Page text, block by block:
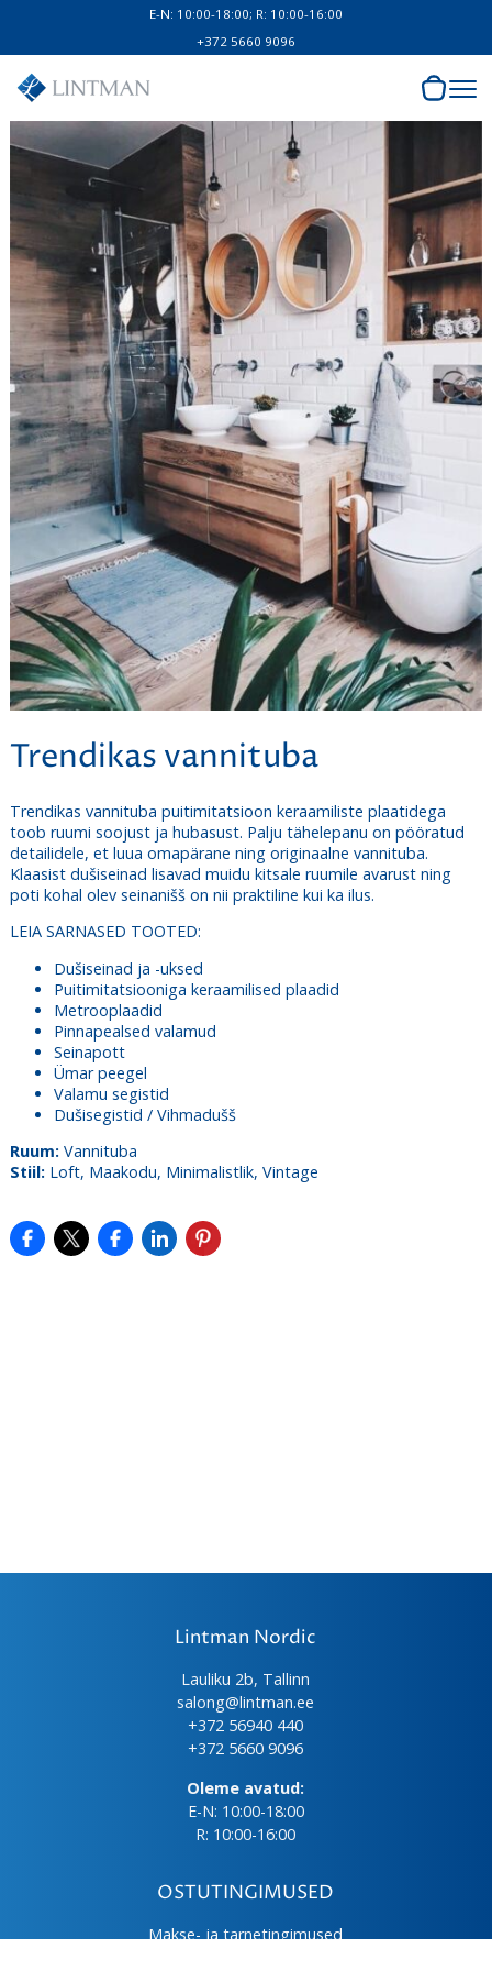
E-N: 10:00-18:00; R: 10:00-16:00
+372 5660 9096
Trendikas vannituba
Trendikas vannituba puitimitatsioon keraamiliste plaatidega
toob ruumi soojust ja hubasust. Palju tähelepanu on pööratud
detailidele, et luua omapärane ning originaalne vannituba.
Klaasist dušiseinad lisavad muidu kitsale ruumile avarust ning
poti kohal olev seinanišš on nii praktiline kui ka ilus.
LEIA SARNASED TOOTED:
Dušiseinad ja -uksed
Puitimitatsiooniga keraamilised plaadid
Metrooplaadid
Pinnapealsed valamud
Seinapott
Ümar peegel
Valamu segistid
Dušisegistid / Vihmadušš
Ruum:Vannituba
Stiil:Loft, Maakodu, Minimalistlik, Vintage
Lintman Nordic
Lauliku 2b, Tallinn
salong@lintman.ee
+372 56940 440
+372 5660 9096
Oleme avatud:
E-N: 10:00-18:00
R: 10:00-16:00
OSTUTINGIMUSED
Makse- ja tarnetingimused